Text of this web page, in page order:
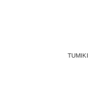
TUMIKI